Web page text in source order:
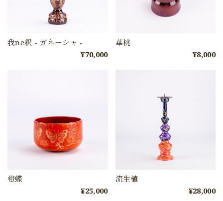
我ne釈 - ガネーシャ -
¥70,000
華桃
¥8,000
橙蝶
¥25,000
流生植
¥28,000